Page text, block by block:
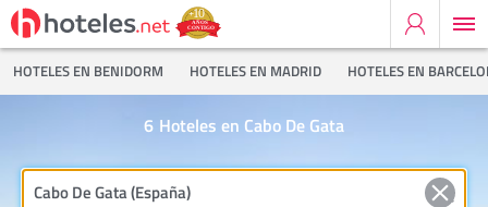
HOTELES EN BENIDORM HOTELES EN MADRID HOTELES EN
Hoteles en Cabo De Gata
6